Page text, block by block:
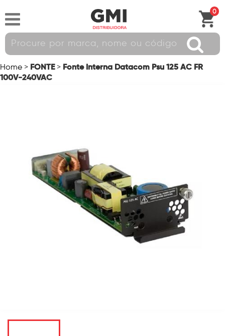
0
Home > FONTE > Fonte Interna Datacom Psu 125 AC FR
100V-240VAC